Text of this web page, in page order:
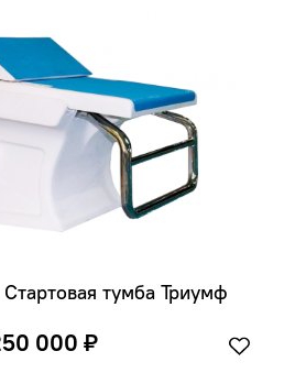
тумба Триумф
000 ₽